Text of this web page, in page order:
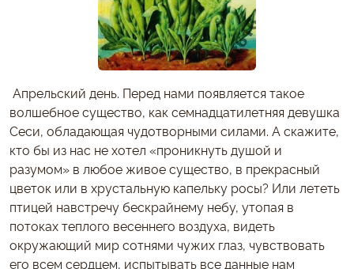
Апрельский день. Перед нами появляется такое
волшебное существо, как семнадцатилетняя девушка
Сеси, обладающая чудотворными силами. А скажите,
кто бы из нас не хотел «проникнуть душой и
разумом» в любое живое существо, в прекрасный
цветок или в хрустальную капельку росы? Или лететь
птицей навстречу бескрайнему небу, утопая в
потоках теплого весеннего воздуха, видеть
окружающий мир сотнями чужих глаз, чувствовать
его всем сердцем, испытывать все данные нам